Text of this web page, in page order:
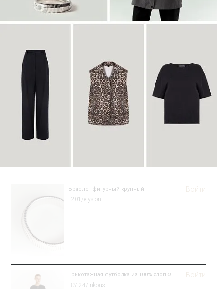
SALE
Браслет фигурный крупный
L201/elysion
Войти
Трикотажная футболка из 100% хлопка
B3124/inkoust
Войти